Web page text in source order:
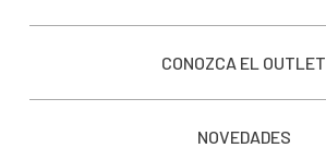
CONOZCA EL OUTLET
NOVEDADES